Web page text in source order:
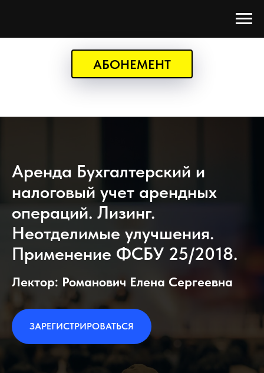
АБОНЕМЕНТ
Аренда Бухгалтерский и
налоговый учет арендных
операций. Лизинг.
Неотделимые улучшения.
Применение ФСБУ 25/2018.
Лектор: Романович Елена Сергеевна
ЗАРЕГИСТРИРОВАТЬСЯ